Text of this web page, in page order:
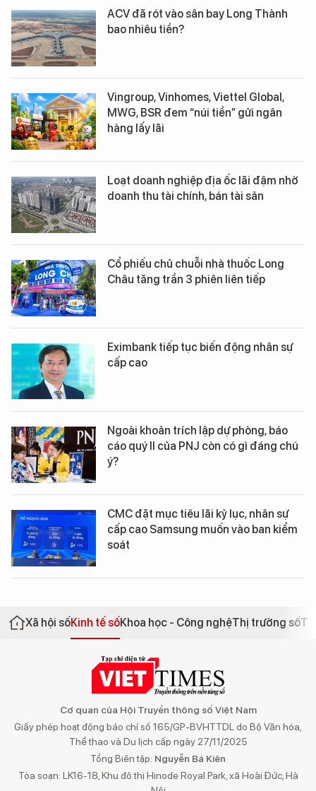
ACV đã rót vào sân bay Long Thành
bao nhiêu tiền?
Vingroup, Vinhomes, Viettel Global,
MWG, BSR đem “núi tiền” gửi ngân
hàng lấy lãi
Loạt doanh nghiệp địa ốc lãi đậm nhờ
doanh thu tài chính, bán tài sản
Cổ phiếu chủ chuỗi nhà thuốc Long
Châu tăng trần 3 phiên liên tiếp
Eximbank tiếp tục biến động nhân sự
cấp cao
Ngoài khoản trích lập dự phòng, báo
cáo quý II của PNJ còn có gì đáng chú
ý?
CMC đặt mục tiêu lãi kỷ lục, nhân sự
cấp cao Samsung muốn vào ban kiểm
soát
Xã hội sốKinh tế sốKhoa học - Công nghệThị trường số
Cơ quan của Hội Truyền thông số Việt Nam
Giấy phép hoạt động báo chí số 165/GP-BVHTTDL do Bộ Văn hóa,
Thể thao và Du lịch cấp ngày 27/11/2025
Tổng Biên tập: Nguyễn Bá Kiên
Tòa soạn: LK16-18, Khu đô thị Hinode Royal Park, xã Hoài Đức, Hà